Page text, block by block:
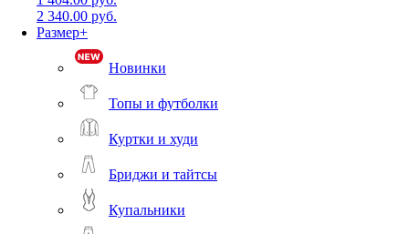
2 340.00 руб.
Размер+
Новинки
Топы и футболки
Куртки и худи
Бриджи и тайтсы
Купальники